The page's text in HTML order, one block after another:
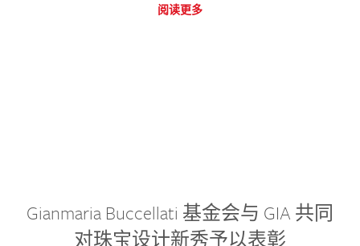
阅读更多
Gianmaria Buccellati 基金会与 GIA 共同
对珠宝设计新秀予以表彰